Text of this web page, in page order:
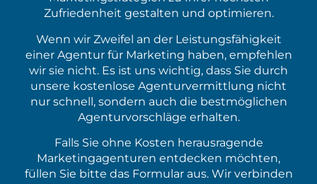
Zufriedenheit gestalten und optimieren.
Wenn wir Zweifel an der Leistungsfähigkeit
einer Agentur für Marketing haben, empfehlen
wir sie nicht. Es ist uns wichtig, dass Sie durch
unsere kostenlose Agenturvermittlung nicht
nur schnell, sondern auch die bestmöglichen
Agenturvorschläge erhalten.
Falls Sie ohne Kosten herausragende
Marketingagenturen entdecken möchten,
füllen Sie bitte das Formular aus. Wir verbinden